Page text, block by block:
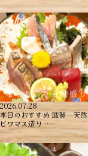
2026.07.28
本日のおすすめ ︎滋賀 天然
ビワマス造り …